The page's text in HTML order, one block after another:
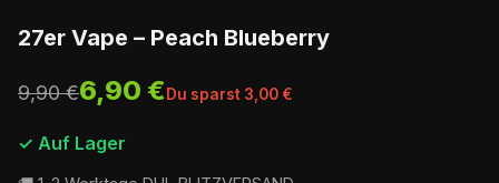
27er Vape – Peach Blueberry
9,90 €6,90 €Du sparst 3,00 €
✓ Auf Lager